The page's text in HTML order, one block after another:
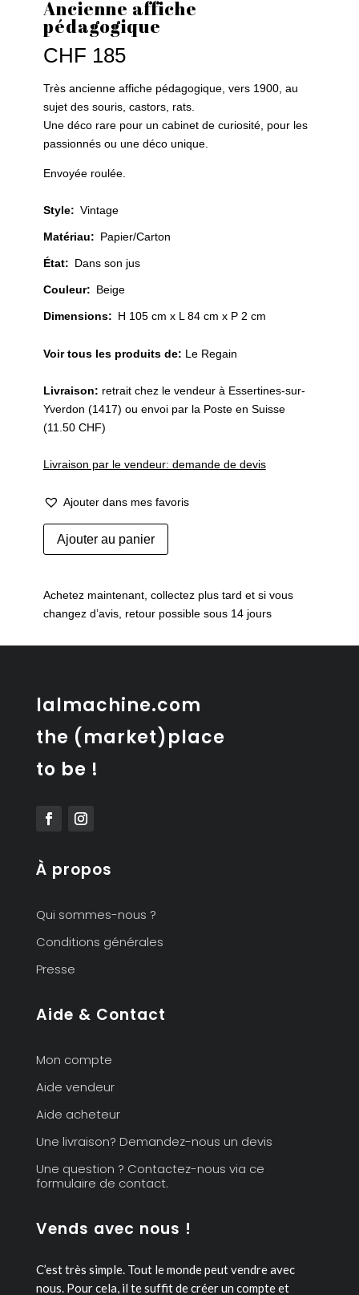
Ancienne affiche
pédagogique
CHF 185
Très ancienne affiche pédagogique, vers 1900, au
sujet des souris, castors, rats.
Une déco rare pour un cabinet de curiosité, pour les
passionnés ou une déco unique.
Envoyée roulée.
Style: Vintage
Matériau: Papier/Carton
État: Dans son jus
Couleur: Beige
Dimensions: H 105 cm x L 84 cm x P 2 cm
Voir tous les produits de: Le Regain
Livraison: retrait chez le vendeur à Essertines-sur-
Yverdon (1417) ou envoi par la Poste en Suisse
(11.50 CHF)
Livraison par le vendeur: demande de devis
Ajouter dans mes favoris
quantité
de
Ajouter au panier
Achetez maintenant, collectez plus tard et si vous
changez d’avis, retour possible sous 14 jours
lalmachine.com
the (market)place
to be !
À propos
Qui sommes-nous ?
Conditions générales
Presse
Aide & Contact
Mon compte
Aide vendeur
Aide acheteur
Une livraison? Demandez-nous un devis
Une question ? Contactez-nous via ce
formulaire de contact.
Vends avec nous !
C’est très simple. Tout le monde peut vendre avec
nous. Pour cela, il te suffit de créer un compte et